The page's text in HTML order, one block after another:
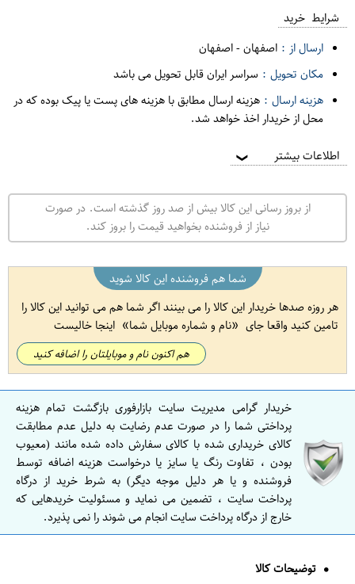
شرایط خرید
ارسال از : اصفهان-اصفهان
مکان تحویل : سراسر ایران قابل تحویل می باشد
هزینه ارسال : هزینه ارسال مطابق با هزینه های پست یا پیک بوده که در
محل از خریدار اخذ خواهد شد.
اطلاعات بیشتر ❯
از بروز رسانی این کالا بیش از صد روز گذشته است. در صورت
نیاز از فروشنده بخواهید قیمت را بروز کند.
شما هم فروشنده این کالا شوید
هر روزه صدها خریدار این کالا را می بینند اگر شما هم می توانید این کالا را
تامین کنید واقعا جای
نام و شماره موبایل شما اینجا خالیست
هم اکنون نام و موبایلتان را اضافه کنید
خریدار گرامی مدیریت سایت بازارفوری بازگشت تمام هزینه
پرداختی شما را در صورت عدم رضایت به دلیل عدم مطابقت
کالای خریداری شده با کالای سفارش داده شده مانند (معیوب
بودن ، تفاوت رنگ یا سایز یا درخواست هزینه اضافه توسط
فروشنده و یا هر دلیل موجه دیگر) به شرط خرید از درگاه
پرداخت سایت ، تضمین می نماید و مسئولیت خریدهایی که
خارج از درگاه پرداخت سایت انجام می شوند را نمی پذیرد.
توضیحات کالا